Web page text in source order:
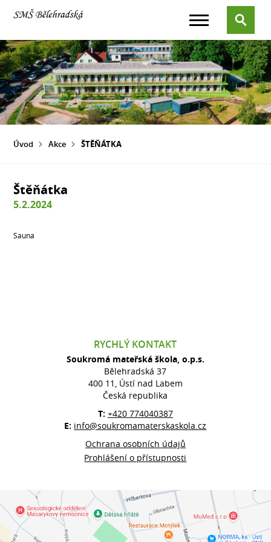
Úvod Akce ŠTĚŇÁTKA
Štěňátka
5.2.2024
Sauna
RYCHLÝ KONTAKT
Soukromá mateřská škola, o.p.s.
Bělehradská 37
400 11, Ústí nad Labem
Česká republika
T: +420 774040387
E: info@soukromamaterskaskola.cz
Ochrana osobních údajů
Prohlášení o přístupnosti